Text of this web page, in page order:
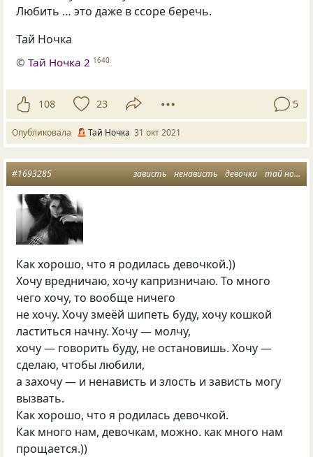
Любить … это даже в ссоре беречь.
Тай Ночка
©Тай Ночка 2 1640
108 23 5
Опубликовала Тай Ночка 31 окт 2021
зависть ненависть девочки тай ночка
#1693285
Как хорошо, что я родилась девочкой.))
Хочу вредничаю, хочу капризничаю. То много
чего хочу, то вообще ничего
не хочу. Хочу змеёй шипеть буду, хочу кошкой
ластиться начну. Хочу — молчу,
хочу — говорить буду, не остановишь. Хочу —
сделаю, чтобы любили,
а захочу — и ненависть и злость и зависть могу
вызвать.
Как хорошо, что я родилась девочкой.
Как много нам, девочкам, можно. как много нам
прощается.))